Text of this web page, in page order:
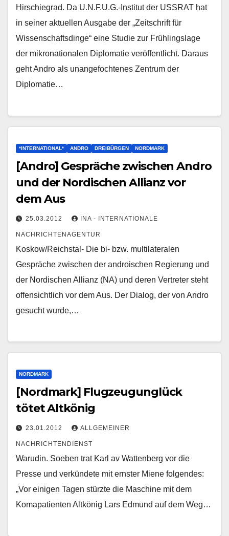
Hirschiegrad. Da U.N.F.U.G.-Institut der USSRAT hat
in seiner aktuellen Ausgabe der „Zeitschrift für
Wissenschaftsdinge“ eine Studie zur Frühlingslage
der mikronationalen Diplomatie veröffentlicht. Daraus
geht Andro als unangefochtenes Zentrum der
Diplomatie…
*INTERNATIONAL* ANDRO DREIBÜRGEN NORDMARK
[Andro] Gespräche zwischen Andro
und der Nordischen Allianz vor
dem Aus
25.03.2012 INA - INTERNATIONALE
NACHRICHTENAGENTUR
Koskow/Reichstal- Die bi- bzw. multilateralen
Gespräche zwischen der androischen Regierung und
der Nordischen Allianz (NA) und deren Vertreter steht
offensichtlich vor dem Aus. Der Dialog, der von Andro
gesucht wurde,…
NORDMARK
[Nordmark] Flugzeugunglück
tötet Altkönig
23.01.2012 ALLGEMEINER
NACHRICHTENDIENST
Warudin. Soeben trat Karl av Wattenberg vor die
Presse und verkündete mit ernster Miene folgendes:
„Vor einigen Tagen stürzte die Maschine mit dem
Komapatienten Altkönig Lars Edmund auf dem Weg…